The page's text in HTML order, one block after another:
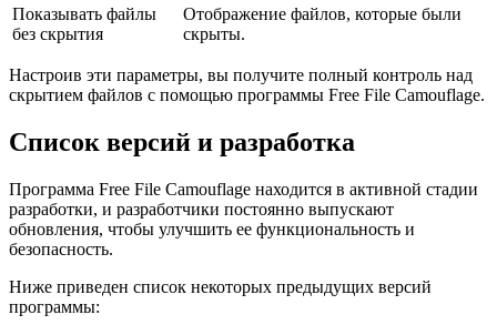
Показывать файлы
без скрытия
Отображение файлов, которые были
скрыты.
Настроив эти параметры, вы получите полный контроль над
скрытием файлов с помощью программы Free File Camouflage.
Список версий и разработка
Программа Free File Camouflage находится в активной стадии
разработки, и разработчики постоянно выпускают
обновления, чтобы улучшить ее функциональность и
безопасность.
Ниже приведен список некоторых предыдущих версий
программы: